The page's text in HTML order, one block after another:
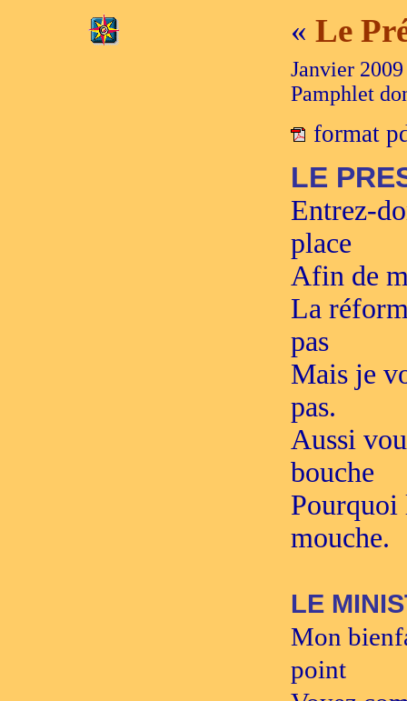
« Le
Janvier 2009
Pamphlet
format
LE
Entrez-
place
Afin de
La
pas
Mais je
pas.
Aussi
bouche
Pourquoi
mouche.
LE
Mon
point